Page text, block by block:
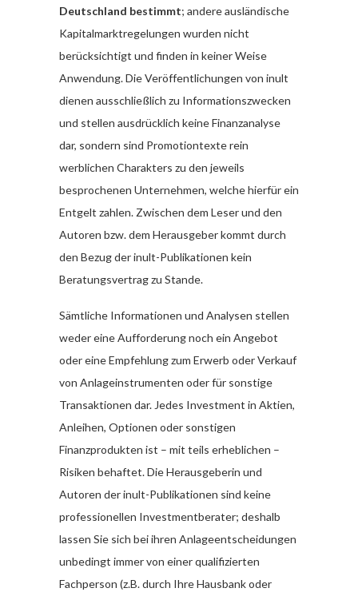
Deutschland bestimmt; andere ausländische
Kapitalmarktregelungen wurden nicht
berücksichtigt und finden in keiner Weise
Anwendung. Die Veröffentlichungen von inult
dienen ausschließlich zu Informationszwecken
und stellen ausdrücklich keine Finanzanalyse
dar, sondern sind Promotiontexte rein
werblichen Charakters zu den jeweils
besprochenen Unternehmen, welche hierfür ein
Entgelt zahlen. Zwischen dem Leser und den
Autoren bzw. dem Herausgeber kommt durch
den Bezug der inult-Publikationen kein
Beratungsvertrag zu Stande.
Sämtliche Informationen und Analysen stellen
weder eine Aufforderung noch ein Angebot
oder eine Empfehlung zum Erwerb oder Verkauf
von Anlageinstrumenten oder für sonstige
Transaktionen dar. Jedes Investment in Aktien,
Anleihen, Optionen oder sonstigen
Finanzprodukten ist – mit teils erheblichen –
Risiken behaftet. Die Herausgeberin und
Autoren der inult-Publikationen sind keine
professionellen Investmentberater; deshalb
lassen Sie sich bei ihren Anlageentscheidungen
unbedingt immer von einer qualifizierten
Fachperson (z.B. durch Ihre Hausbank oder